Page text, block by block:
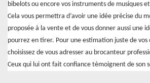
bibelots ou encore vos instruments de musiques
Cela vous permettra d’avoir une idée précise du
proposée à la vente et de vous donner aussi une
pourrez en tirer. Pour une estimation juste de
choisissez de vous adresser au brocanteur
Ceux qui lui ont fait confiance témoignent de son